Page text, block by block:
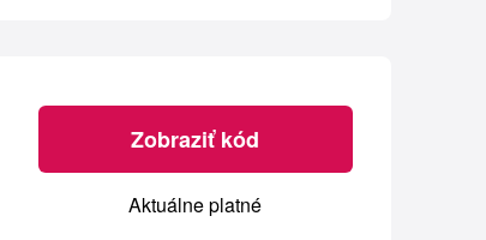
Zobraziť kód
Aktuálne platné